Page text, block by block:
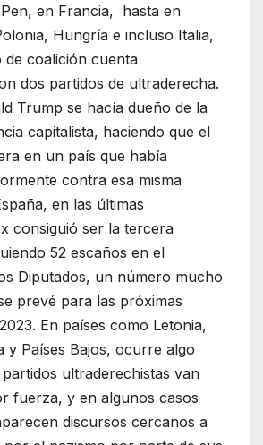
en Francia, hasta en
Hungría e incluso Italia,
coalición cuenta
dos partidos de ultraderecha.
Trump se hacía dueño de la
capitalista, haciendo que el
en un país que había
contra esa misma
en las últimas
consiguió ser la tercera
52 escaños en el
Diputados, un número mucho
prevé para las próximas
En países como Letonia,
y Países Bajos, ocurre algo
ultraderechistas van
fuerza, y en algunos casos
discursos cercanos a